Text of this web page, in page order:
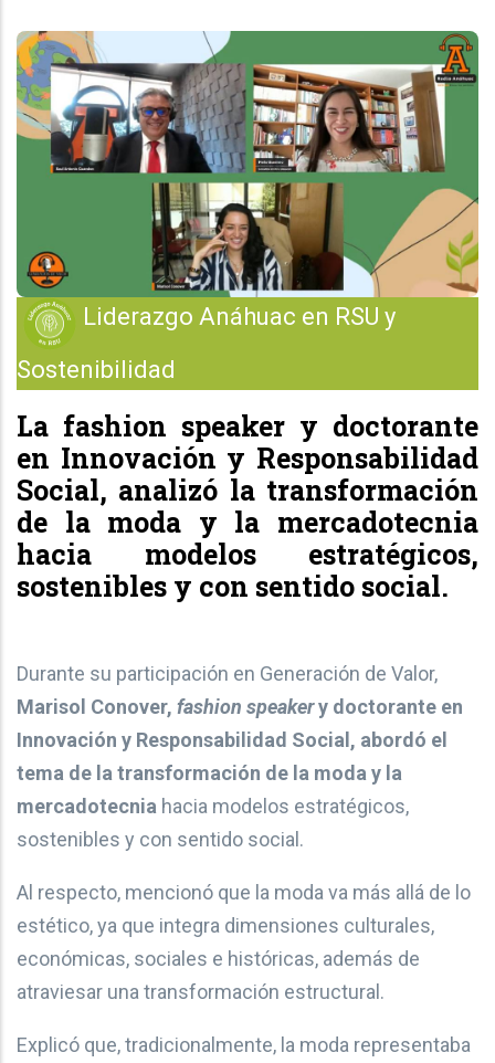
Liderazgo Anáhuac en RSU y
Sostenibilidad
La fashion speaker y doctorante
en Innovación y Responsabilidad
Social, analizó la transformación
de la moda y la mercadotecnia
hacia modelos estratégicos,
sostenibles y con sentido social.
Durante su participación en Generación de Valor,
Marisol Conover, fashion speakery doctorante en
Innovación y Responsabilidad Social, abordó el
tema de la transformación de la moda y la
mercadotecnia hacia modelos estratégicos,
sostenibles y con sentido social.
Al respecto, mencionó que la moda va más allá de lo
estético, ya que integra dimensiones culturales,
económicas, sociales e históricas, además de
atraviesar una transformación estructural.
Explicó que, tradicionalmente, la moda representaba